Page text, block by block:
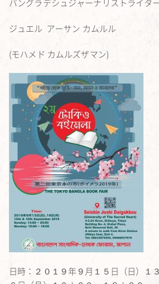
バングラデシュジャーナリストライタ
ジュエル アーサン カムルル
(モハメド カムルズザマン)
日時：２０１９年９月１５日（日）１